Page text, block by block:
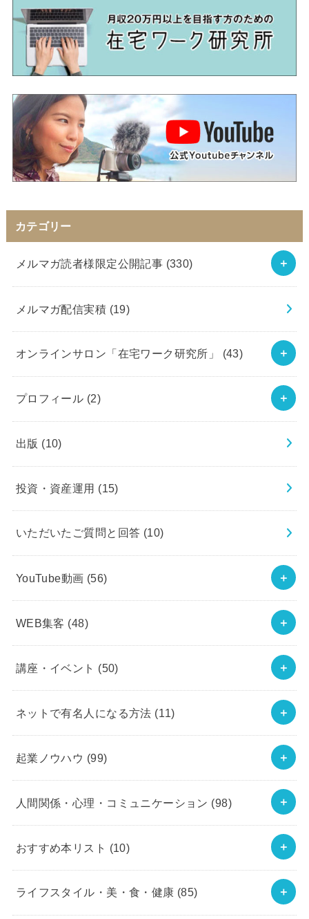
カテゴリー
メルマガ読者様限定公開記事 (330)
メルマガ配信実積 (19)
オンラインサロン「在宅ワーク研究所」 (43)
プロフィール (2)
出版 (10)
投資・資産運用 (15)
いただいたご質問と回答 (10)
YouTube動画 (56)
WEB集客 (48)
講座・イベント (50)
ネットで有名人になる方法 (11)
起業ノウハウ (99)
人間関係・心理・コミュニケーション (98)
おすすめ本リスト (10)
ライフスタイル・美・食・健康 (85)